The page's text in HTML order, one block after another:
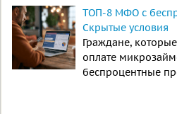
ТОП-8 МФО с
Скрытые условия
Граждане,
оплате
беспроцентные